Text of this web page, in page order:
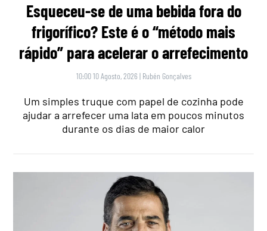
Esqueceu-se de uma bebida fora do
frigorífico? Este é o “método mais
rápido” para acelerar o arrefecimento
10:00 10 Agosto, 2026 | Rubén Gonçalves
Um simples truque com papel de cozinha pode
ajudar a arrefecer uma lata em poucos minutos
durante os dias de maior calor